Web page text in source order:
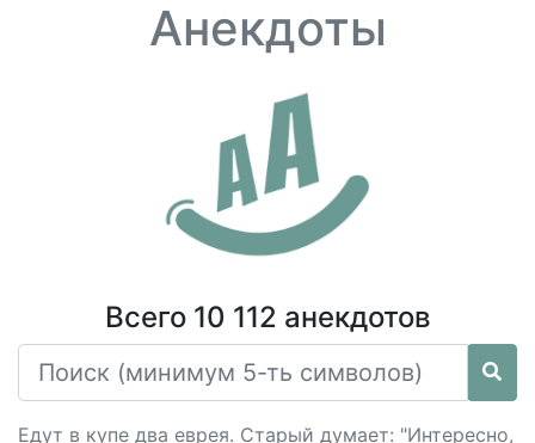
Анекдоты
Всего 10 112 анекдотов
Едут в купе два еврея. Старый думает: "Интересно,